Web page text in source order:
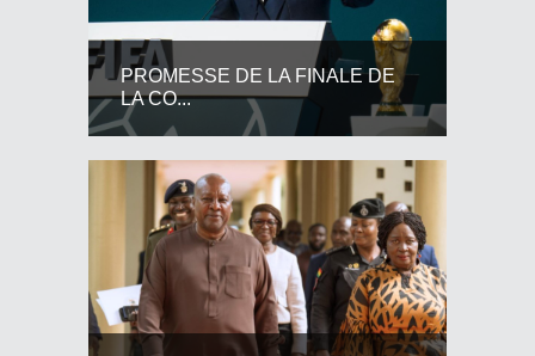
PROMESSE DE LA FINALE DE
LA CO...